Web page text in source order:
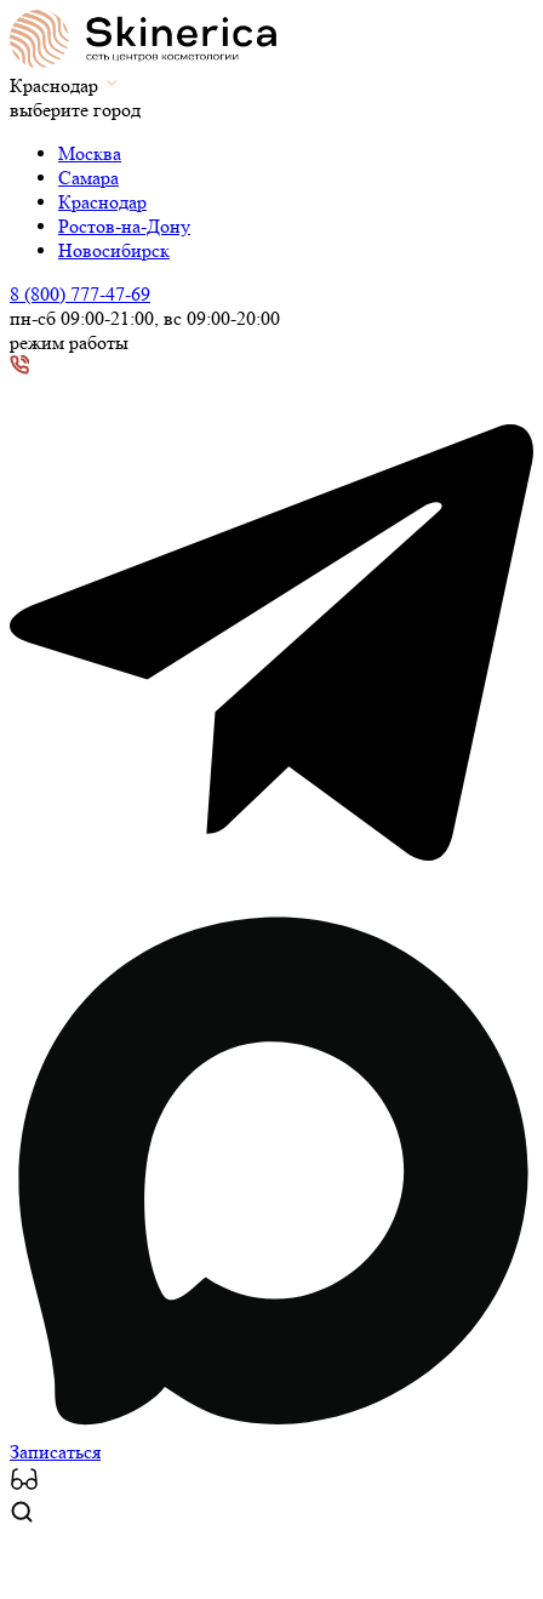
Краснодар
выберите город
Москва
Самара
Краснодар
Ростов-на-Дону
Новосибирск
8 (800) 777-47-69
пн-сб 09:00-21:00, вс 09:00-20:00
режим работы
Записаться